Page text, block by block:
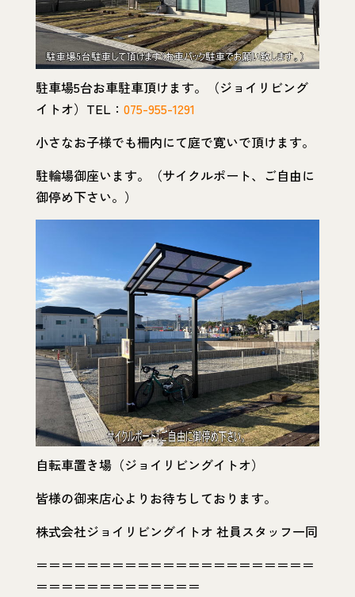
駐車場5台お車駐車頂けます。（ジョイリビング
イトオ）TEL： 075-955-1291
小さなお子様でも柵内にて庭で寛いで頂けます。
駐輪場御座います。（サイクルポート、ご自由に
御停め下さい。）
自転車置き場（ジョイリビングイトオ）
皆様の御来店心よりお待ちしております。
株式会社ジョイリビングイトオ 社員スタッフ一同
＝＝＝＝＝＝＝＝＝＝＝＝＝＝＝＝＝＝＝＝＝＝
＝＝＝＝＝＝＝＝＝＝＝＝＝